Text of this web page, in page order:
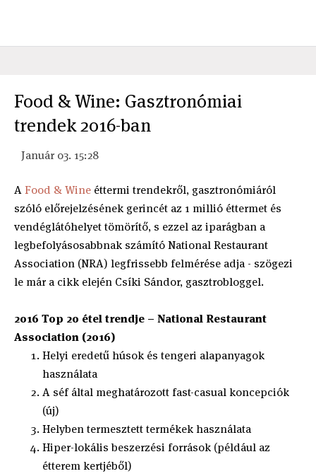
Food & Wine: Gasztronómiai
trendek 2016-ban
Január 03. 15:28
AFood & Wine éttermi trendekről, gasztronómiáról
szóló előrejelzésének gerincét az 1 millió éttermet és
vendéglátóhelyet tömörítő, s ezzel az iparágban a
legbefolyásosabbnak számító National Restaurant
Association (NRA) legfrissebb felmérése adja - szögezi
le már a cikk elején Csíki Sándor, gasztrobloggel.
2016 Top 20 étel trendje – National Restaurant
Association (2016)
Helyi eredetű húsok és tengeri alapanyagok
használata
A séf által meghatározott fast-casual koncepciók
(új)
Helyben termesztett termékek használata
Hiper-lokális beszerzési források (például az
étterem kertjéből)